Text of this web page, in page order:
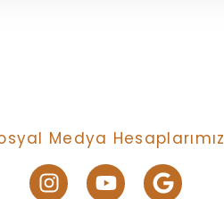
Medya Hesaplarımız